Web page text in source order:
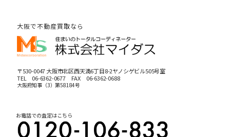
大阪で不動産買取なら
〒530-0047 大阪市北区西天満6丁目8-2ヤノシゲビル505号室
TEL 06-6362-0677FAX 06-6362-0688
大阪府知事（3）第58184号
お電話での査定はこちら